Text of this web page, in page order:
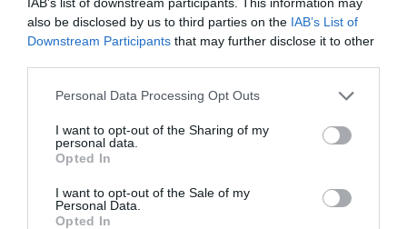
also be disclosed by us to third parties on the IAB’s List of
Downstream Participants that may further disclose it to other
Please note that this website/app uses one or more Google
not limited to your visit or usage behaviour. You may click to
grant or deny consent to Google and its third-party tags to
use your data for below specified purposes in below Google
consent section.
Personal Data Processing Opt Outs
I want to opt-out of the Sharing of my
personal data.
Opted In
I want to opt-out of the Sale of my
Personal Data.
Opted In
Olvasd el ezt is!
Így emeli a fizetéseket a Penny
Túlterheltség, alig emelkedő fizetés a dolgozói
panaszok között
MÁV
fizetés kereset enloyd